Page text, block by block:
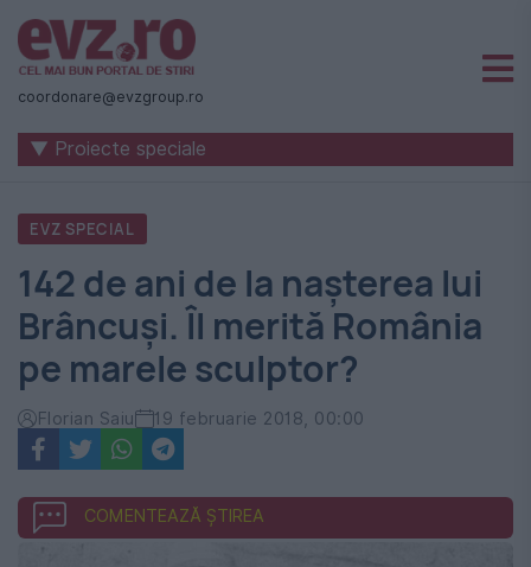
Știri
naționale
internaționale
România
-
Evenimentul
Zilei
coordonare@evzgroup.ro
▼ Proiecte speciale
EVZ SPECIAL
142 de ani de la nașterea lui
Brâncuși. Îl merită România
pe marele sculptor?
Florian Saiu 19 februarie 2018, 00:00
COMENTEAZĂ ȘTIREA